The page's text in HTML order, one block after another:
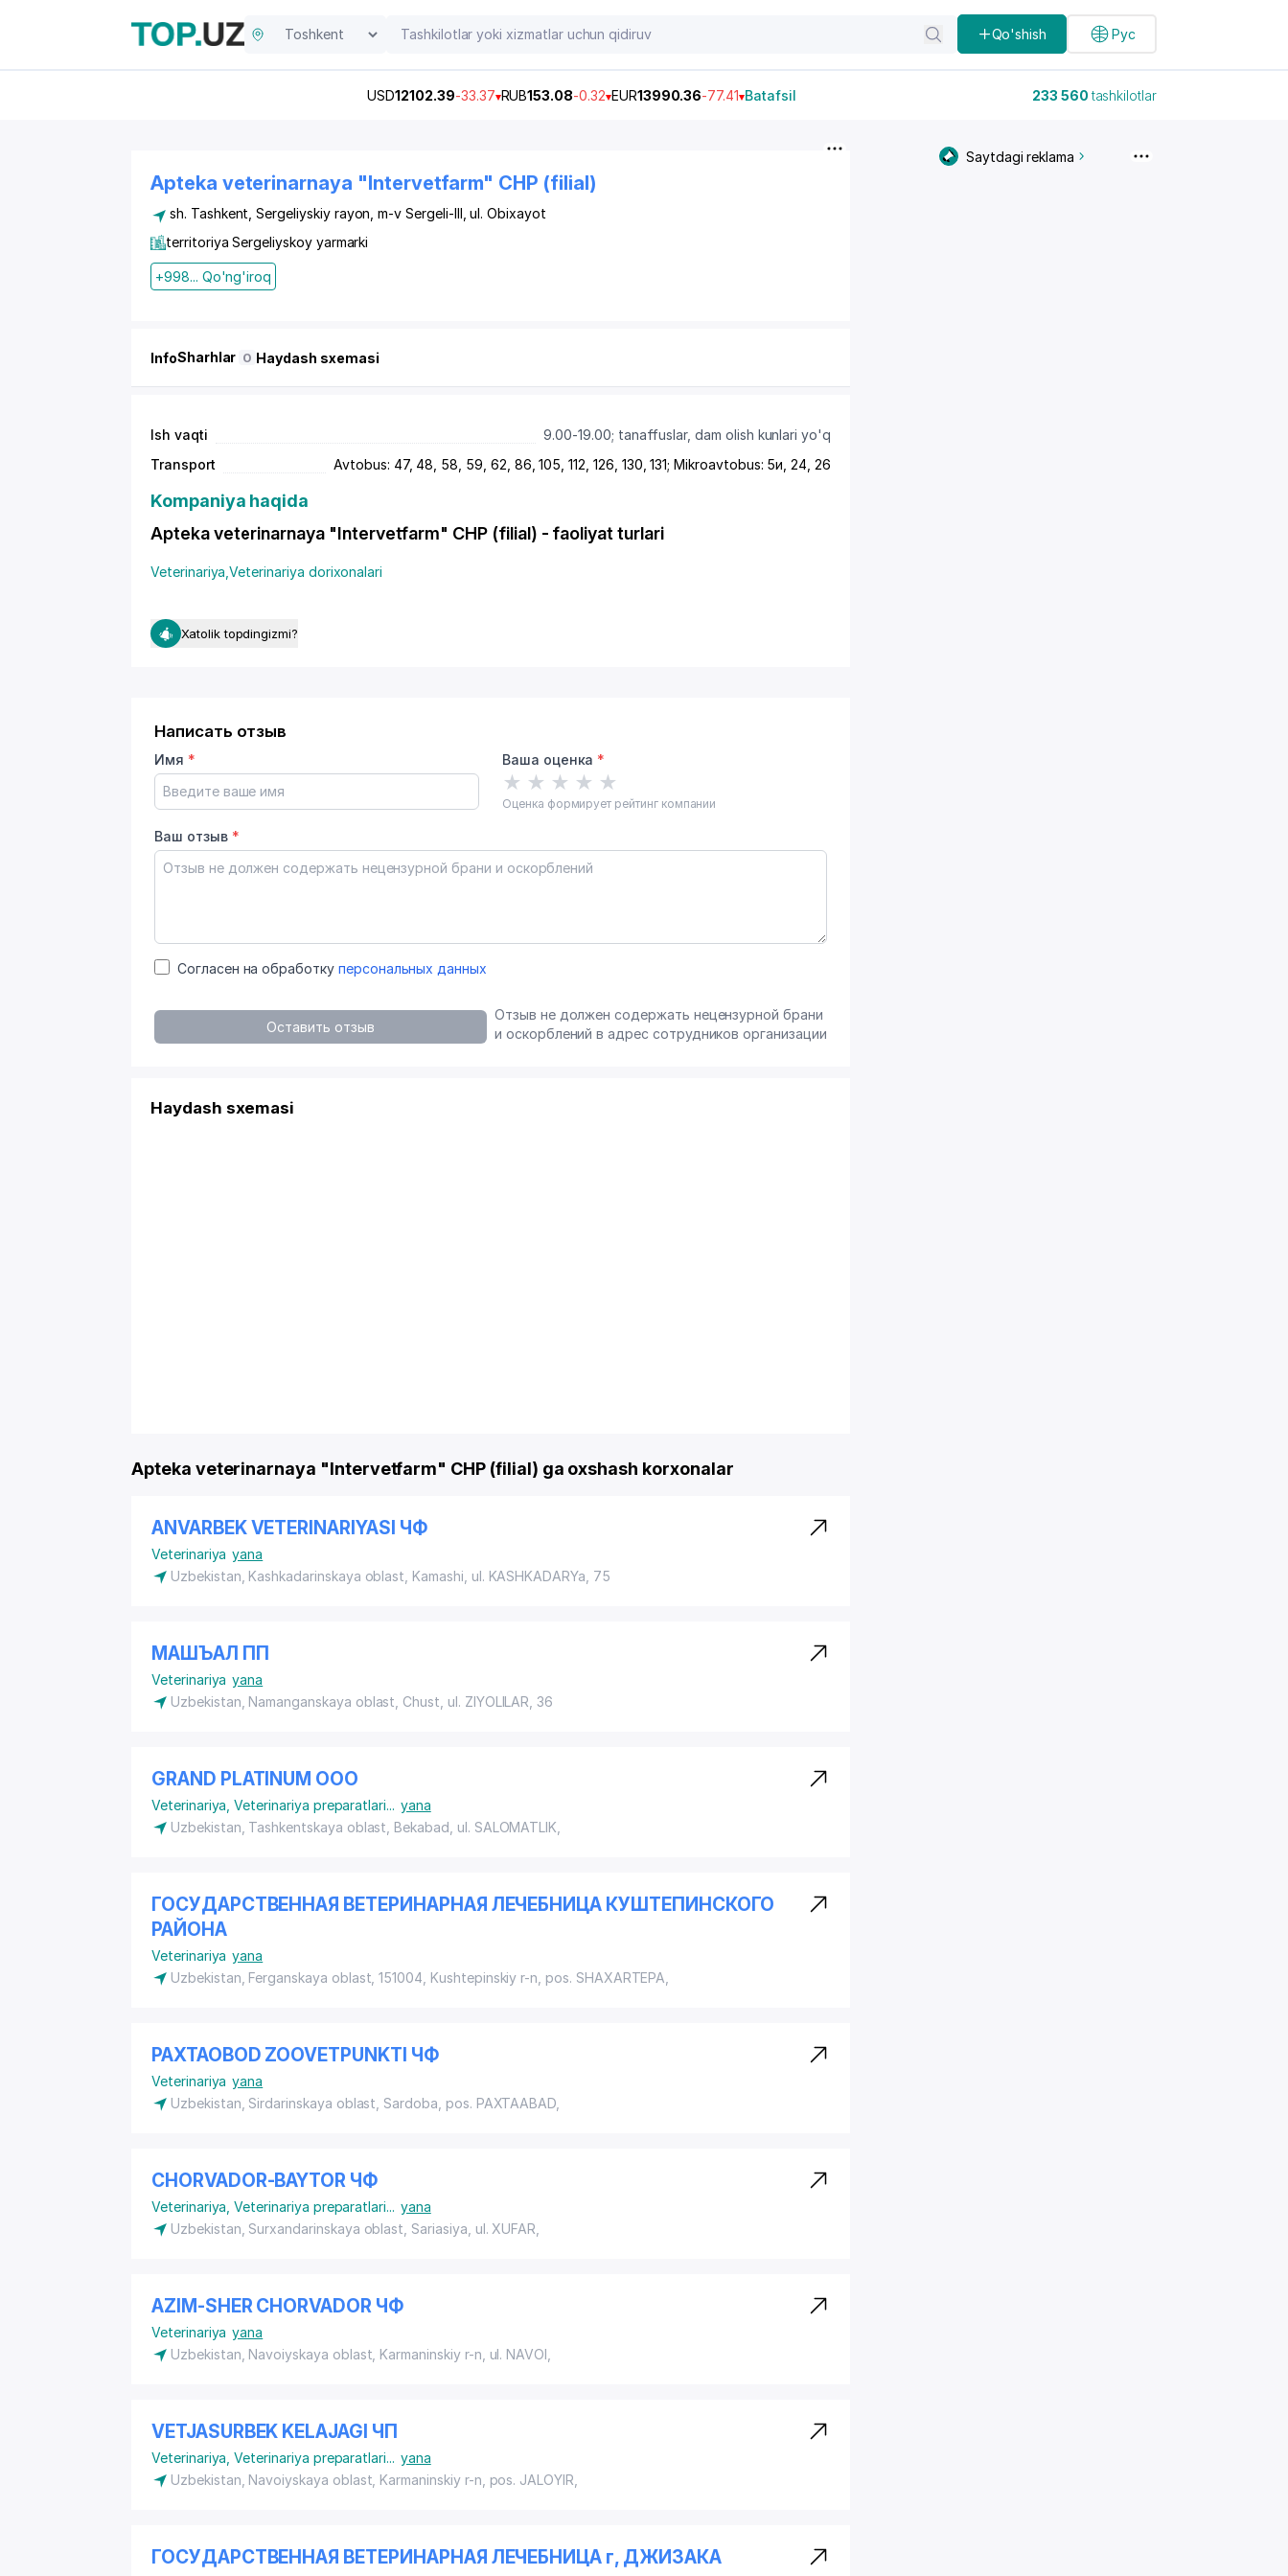
Qo'shish Рус
USD12102.39-33.37 RUB153.08-0.32 EUR13990.36-77.41 Batafsil 233 560tashkilotlar
Apteka veterinarnaya "Intervetfarm" CHP (filial)
sh. Tashkent,Sergeliyskiy rayon ,m-v Sergeli-III , ul. Obixayot
territoriya Sergeliyskoy yarmarki
+998... Qo'ng'iroq
InfoSharhlar 0 Haydash sxemasi
Ish vaqti
9.00-19.00; tanaffuslar, dam olish kunlari yo'q
Transport
Avtobus: 47, 48, 58, 59, 62, 86, 105, 112, 126, 130, 131; Mikroavtobus: 5и, 24, 26
Kompaniya haqida
Apteka veterinarnaya "Intervetfarm" CHP (filial) - faoliyat turlari
Veterinariya ,Veterinariya dorixonalari
Xatolik topdingizmi?
Написать отзыв
Имя * Ваша оценка *
★ ★ ★ ★ ★
Оценка формирует рейтинг компании
Ваш отзыв *
Согласен на обработку персональных данных
Оставить отзыв
Отзыв не должен содержать нецензурной брани
и оскорблений в адрес сотрудников организации
Haydash sxemasi
Apteka veterinarnaya "Intervetfarm" CHP (filial) ga oxshash korxonalar
ANVARBEK VETERINARIYASI ЧФ
Veterinariya yana
Uzbekistan, Kashkadarinskaya oblast, Kamashi, ul. KASHKADARYa , 75
МАШЪАЛ ПП
Veterinariya yana
Uzbekistan, Namanganskaya oblast, Chust, ul. ZIYOLILAR , 36
GRAND PLATINUM ООО
Veterinariya ,Veterinariya preparatlari... yana
Uzbekistan, Tashkentskaya oblast, Bekabad, ul. SALOMATLIK,
ГОСУДАРСТВЕННАЯ ВЕТЕРИНАРНАЯ ЛЕЧЕБНИЦА КУШТЕПИНСКОГО
РАЙОНА
Veterinariya yana
Uzbekistan, Ferganskaya oblast, 151004, Kushtepinskiy r-n, pos. SHAXARTEPA
PAXTAOBOD ZOOVETPUNKTI ЧФ
Veterinariya yana
Uzbekistan, Sirdarinskaya oblast, Sardoba, pos. PAXTAABAD
CHORVADOR-BAYTOR ЧФ
Veterinariya ,Veterinariya preparatlari... yana
Uzbekistan, Surxandarinskaya oblast, Sariasiya, ul. XUFAR
AZIM-SHER CHORVADOR ЧФ
Veterinariya yana
Uzbekistan, Navoiyskaya oblast, Karmaninskiy r-n, ul. NAVOI
VETJASURBEK KELAJAGI ЧП
Veterinariya ,Veterinariya preparatlari... yana
Uzbekistan, Navoiyskaya oblast, Karmaninskiy r-n, pos. JALOYIR
ГОСУДАРСТВЕННАЯ ВЕТЕРИНАРНАЯ ЛЕЧЕБНИЦА г, ДЖИЗАКА
Saytdagi reklama